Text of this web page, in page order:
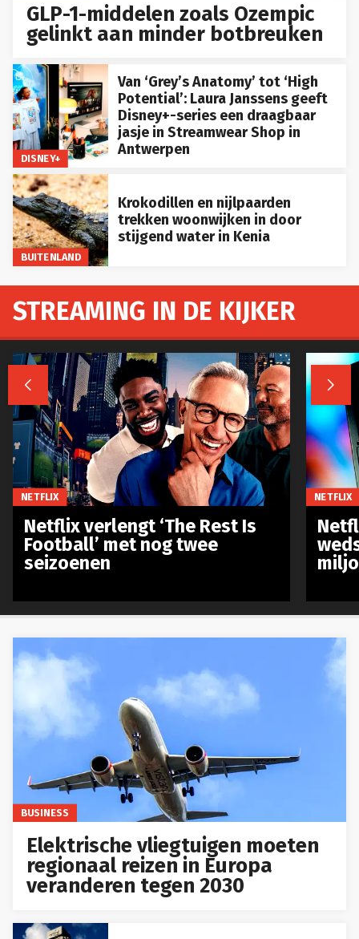
GLP-1-middelen zoals Ozempic
gelinkt aan minder botbreuken
DISNEY+
Van ‘Grey’s Anatomy’ tot ‘High
Potential’: Laura Janssens geeft
Disney+-series een draagbaar
jasje in Streamwear Shop in
Antwerpen
BUITENLAND
Krokodillen en nijlpaarden
trekken woonwijken in door
stijgend water in Kenia
BUSINESS
Elektrische vliegtuigen moeten
regionaal reizen in Europa
veranderen tegen 2030
STREAMING IN DE KIJKER
 
NETFLIX
Netflix verlengt ‘The Rest Is
Football’ met nog twee
seizoenen
NETFLIX